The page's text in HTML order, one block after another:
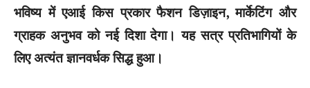
भविष्य में एआई किस प्रकार फैशन डिज़ाइन, मार्केटिंग और
ग्राहक अनुभव को नई दिशा देगा। यह सत्र प्रतिभागियों के
लिए अत्यंत ज्ञानवर्धक सिद्ध हुआ।